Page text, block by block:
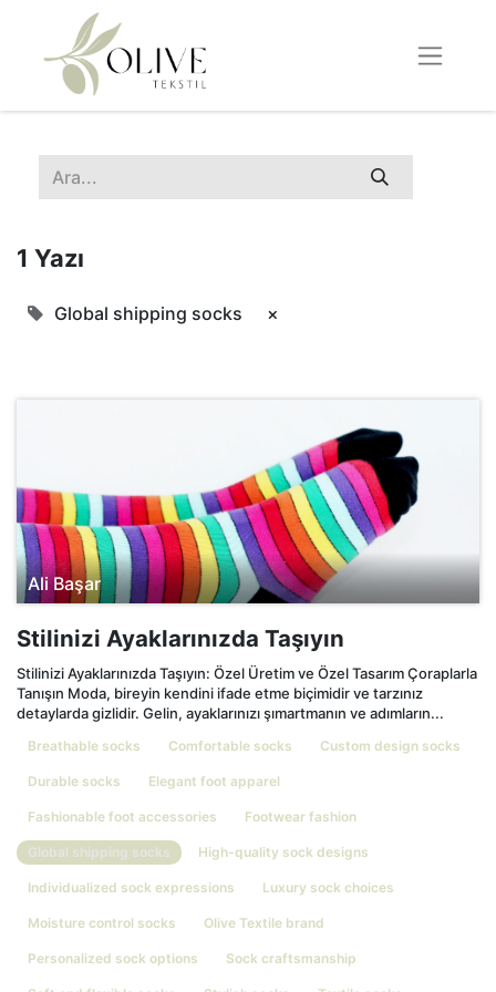
1 Yazı
Global shipping socks ×
Ali Başar
Stilinizi Ayaklarınızda Taşıyın
Stilinizi Ayaklarınızda Taşıyın: Özel Üretim ve Özel Tasarım Çoraplarla
Tanışın Moda, bireyin kendini ifade etme biçimidir ve tarzınız
detaylarda gizlidir. Gelin, ayaklarınızı şımartmanın ve adımların...
Breathable socks Comfortable socks Custom design socks
Durable socks Elegant foot apparel
Fashionable foot accessories Footwear fashion
Global shipping socks High-quality sock designs
Individualized sock expressions Luxury sock choices
Moisture control socks Olive Textile brand
Personalized sock options Sock craftsmanship